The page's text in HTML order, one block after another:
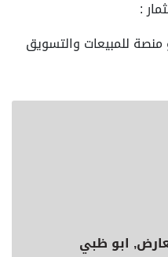
:
للمبيعات والتسويق
ابو ظبي